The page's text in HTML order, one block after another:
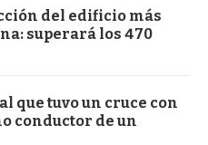
del edificio más
superará los 470
que tuvo un cruce con
conductor de un